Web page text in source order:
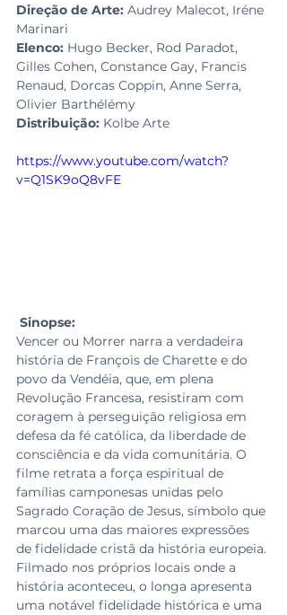
Direção de Arte: Audrey Malecot, Iréne
Marinari
Elenco: Hugo Becker, Rod Paradot,
Gilles Cohen, Constance Gay, Francis
Renaud, Dorcas Coppin, Anne Serra,
Olivier Barthélémy
Distribuição: Kolbe Arte
https://www.youtube.com/watch?
v=Q1SK9oQ8vFE
Sinopse:
Vencer ou Morrer narra a verdadeira
história de François de Charette e do
povo da Vendéia, que, em plena
Revolução Francesa, resistiram com
coragem à perseguição religiosa em
defesa da fé católica, da liberdade de
consciência e da vida comunitária. O
filme retrata a força espiritual de
famílias camponesas unidas pelo
Sagrado Coração de Jesus, símbolo que
marcou uma das maiores expressões
de fidelidade cristã da história europeia.
Filmado nos próprios locais onde a
história aconteceu, o longa apresenta
uma notável fidelidade histórica e uma